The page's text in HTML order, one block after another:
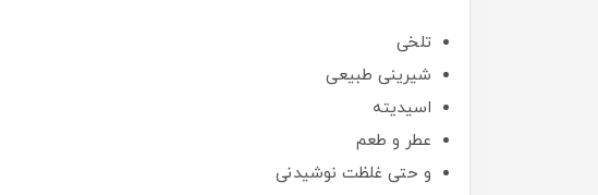
تلخی
شیرینی طبیعی
اسیدیته
عطر و طعم
و حتی غلظت نوشیدنی